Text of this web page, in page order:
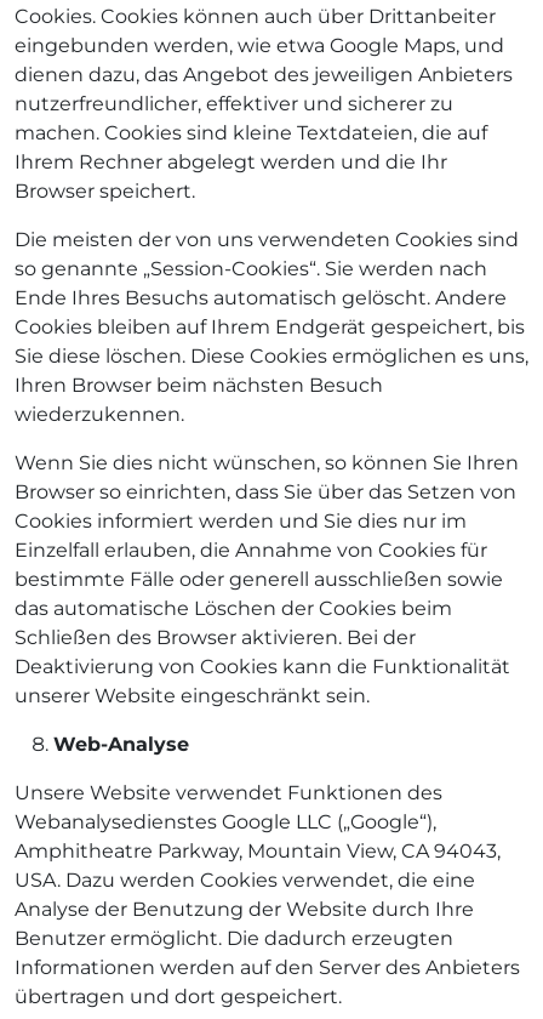
Cookies. Cookies können auch über Drittanbeiter
eingebunden werden, wie etwa Google Maps, und
dienen dazu, das Angebot des jeweiligen Anbieters
nutzerfreundlicher, effektiver und sicherer zu
machen. Cookies sind kleine Textdateien, die auf
Ihrem Rechner abgelegt werden und die Ihr
Browser speichert.
Die meisten der von uns verwendeten Cookies sind
so genannte „Session-Cookies“. Sie werden nach
Ende Ihres Besuchs automatisch gelöscht. Andere
Cookies bleiben auf Ihrem Endgerät gespeichert, bis
Sie diese löschen. Diese Cookies ermöglichen es uns,
Ihren Browser beim nächsten Besuch
wiederzukennen.
Wenn Sie dies nicht wünschen, so können Sie Ihren
Browser so einrichten, dass Sie über das Setzen von
Cookies informiert werden und Sie dies nur im
Einzelfall erlauben, die Annahme von Cookies für
bestimmte Fälle oder generell ausschließen sowie
das automatische Löschen der Cookies beim
Schließen des Browser aktivieren. Bei der
Deaktivierung von Cookies kann die Funktionalität
unserer Website eingeschränkt sein.
Web-Analyse
Unsere Website verwendet Funktionen des
Webanalysedienstes Google LLC („Google“),
Amphitheatre Parkway, Mountain View, CA 94043,
USA. Dazu werden Cookies verwendet, die eine
Analyse der Benutzung der Website durch Ihre
Benutzer ermöglicht. Die dadurch erzeugten
Informationen werden auf den Server des Anbieters
übertragen und dort gespeichert.